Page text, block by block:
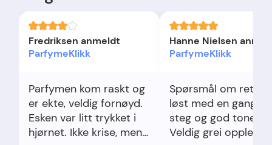
Fredriksen anmeldt
ParfymeKlikk
Parfymen kom raskt og
er ekte, veldig fornøyd.
Esken var litt trykket i
hjørnet. Ikke krise, men
Hanne Nielsen
ParfymeKlikk
Spørsmål om retur
løst med en gang.
steg og god tone.
Veldig grei